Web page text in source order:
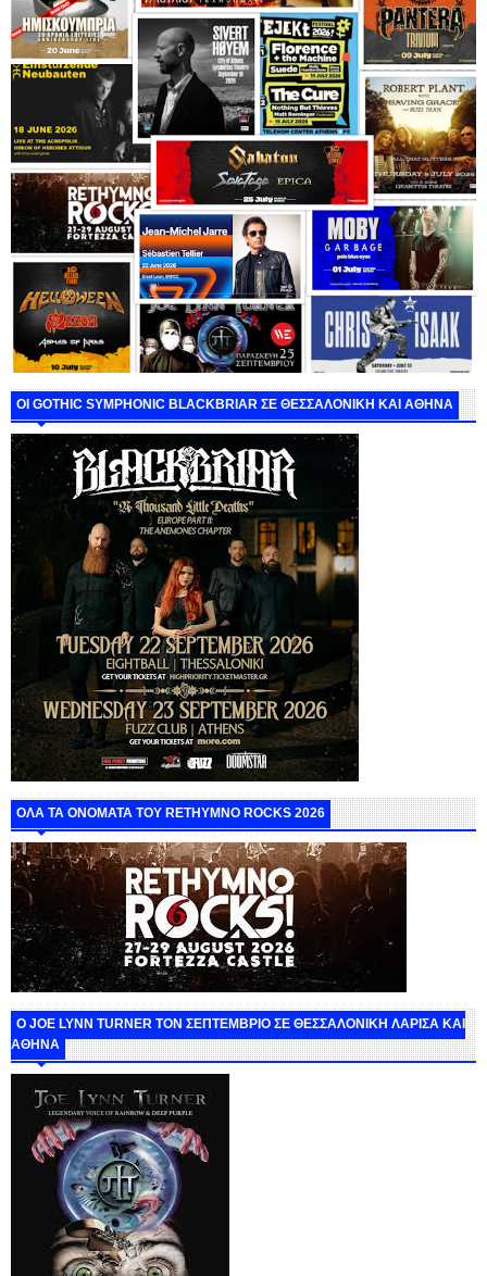
ΟΙ GOTHIC SYMPHONIC BLACKBRIAR ΣΕ ΘΕΣΣΑΛΟΝΙΚΗ ΚΑΙ ΑΘΗΝΑ
ΟΛΑ ΤΑ ΟΝΟΜΑΤΑ ΤΟΥ RETHYMNO ROCKS 2026
O JOE LYNN TURNER ΤΟΝ ΣΕΠΤΕΜΒΡΙΟ ΣΕ ΘΕΣΣΑΛΟΝΙΚΗ ΛΑΡΙΣΑ ΚΑΙ
ΑΘΗΝΑ